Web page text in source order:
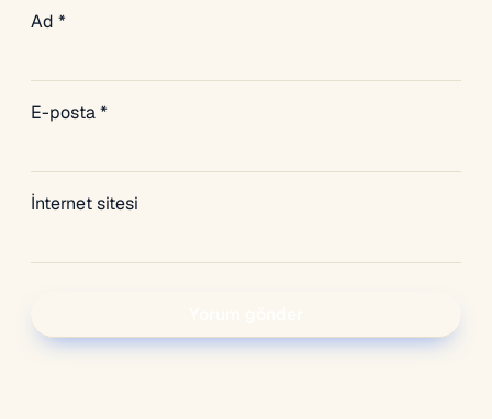
Ad *
E-posta*
İnternet sitesi